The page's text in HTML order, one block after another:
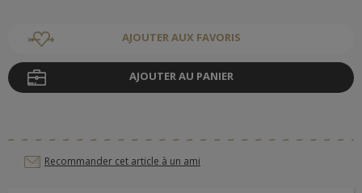
AJOUTER AUX FAVORIS
AJOUTER AU PANIER
Recommander cet article à un ami